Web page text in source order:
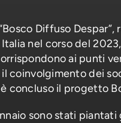
Diffuso
nel corso del
ai punti
il coinvolgimento dei
concluso il progetto
sono stati